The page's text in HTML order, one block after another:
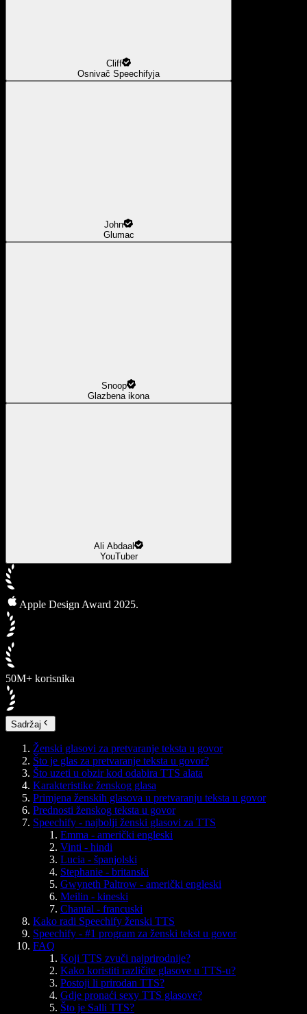
Cliff
Osnivač Speechifyja
John
Glumac
Snoop
Glazbena ikona
Ali Abdaal
YouTuber
Apple Design Award 2025.
50M+ korisnika
Sadržaj
Ženski glasovi za pretvaranje teksta u govor
Što je glas za pretvaranje teksta u govor?
Što uzeti u obzir kod odabira TTS alata
Karakteristike ženskog glasa
Primjena ženskih glasova u pretvaranju teksta u govor
Prednosti ženskog teksta u govor
Speechify - najbolji ženski glasovi za TTS
Emma - američki engleski
Vinti - hindi
Lucia - španjolski
Stephanie - britanski
Gwyneth Paltrow - američki engleski
Meilin - kineski
Chantal - francuski
Kako radi Speechify ženski TTS
Speechify - #1 program za ženski tekst u govor
FAQ
Koji TTS zvuči najprirodnije?
Kako koristiti različite glasove u TTS-u?
Postoji li prirodan TTS?
Gdje pronaći sexy TTS glasove?
Što je Salli TTS?